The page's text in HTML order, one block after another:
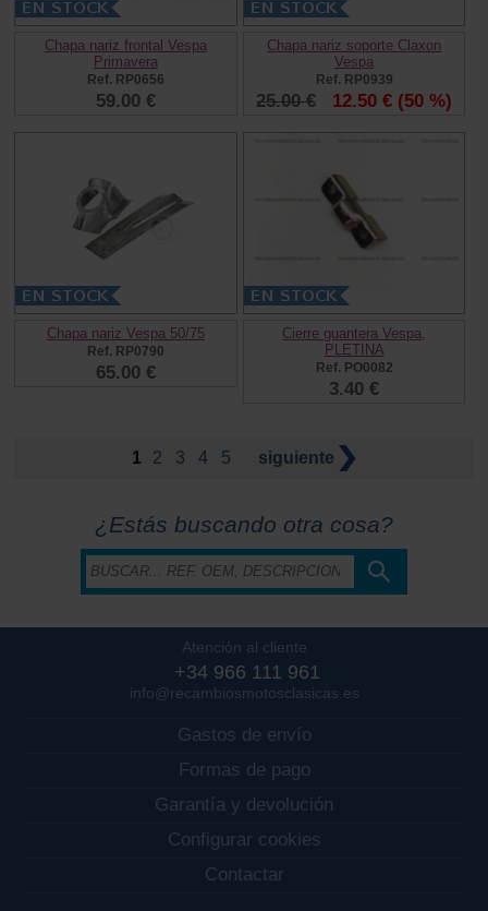
Chapa nariz frontal Vespa
Primavera
Ref. RP0656
59.00 €
Chapa nariz soporte Claxon
Vespa
Ref. RP0939
25.00 € 12.50 € (50 %)
Chapa nariz Vespa 50/75
Ref. RP0790
65.00 €
Cierre guantera Vespa,
PLETINA
Ref. PO0082
3.40 €
1 2 3 4 5 siguiente
¿Estás buscando otra cosa?
Atención al cliente
+34 966 111 961
info@recambiosmotosclasicas.es
Gastos de envío
Formas de pago
Garantía y devolución
Configurar cookies
Contactar